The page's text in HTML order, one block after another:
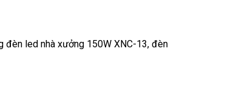
đèn led nhà xưởng 150W XNC-13, đèn